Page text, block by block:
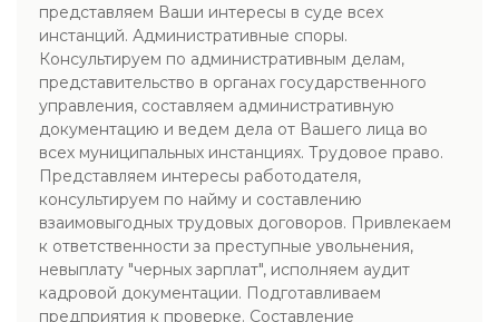
представляем Ваши интересы в суде всех
инстанций. Административные споры.
Консультируем по административным делам,
представительство в органах государственного
управления, составляем административную
документацию и ведем дела от Вашего лица во
всех муниципальных инстанциях. Трудовое право.
Представляем интересы работодателя,
консультируем по найму и составлению
взаимовыгодных трудовых договоров. Привлекаем
к ответственности за преступные увольнения,
невыплату "черных зарплат", исполняем аудит
кадровой документации. Подготавливаем
предприятия к проверке. Составление